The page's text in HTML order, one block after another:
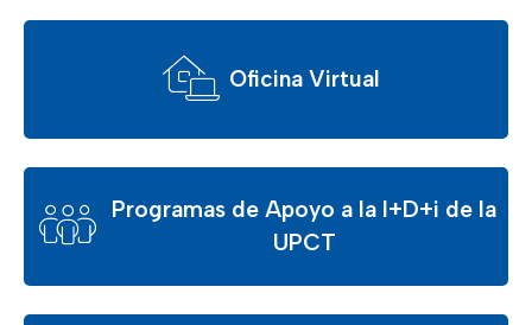
Oficina Virtual
Programas de Apoyo a la I+D+i de la
UPCT